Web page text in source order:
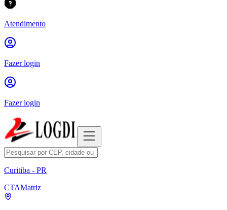
Atendimento
Fazer login
Fazer login
Curitiba - PR
CTAMatriz